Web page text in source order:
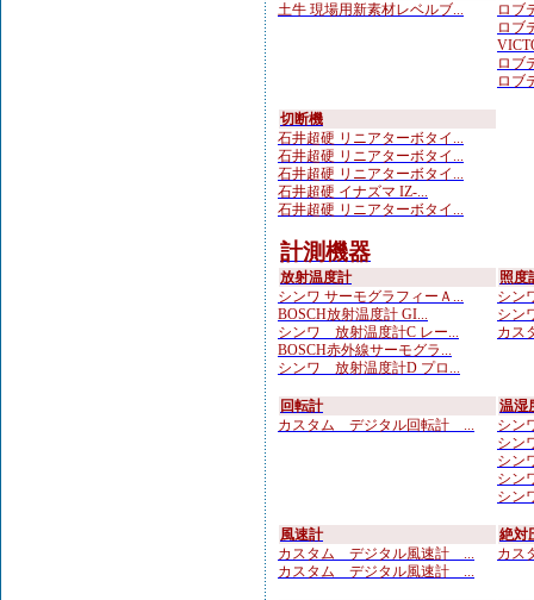
土牛 現場用新素材レベルブ...
ロブ
ロブ
ロブ
ロブ
切断機
石井超硬 リニアターボタイ...
石井超硬 リニアターボタイ...
石井超硬 リニアターボタイ...
石井超硬 イナズマ IZ-...
石井超硬 リニアターボタイ...
計測機器
放射温度計
シンワ サーモグラフィーＡ...
BOSCH放射温度計 GI...
シンワ 放射温度計C レー...
BOSCH赤外線サーモグラ...
シンワ 放射温度計D プロ...
照度
シン
シン
カス
回転計
カスタム デジタル回転計 ...
温湿
シン
シン
シン
シン
シン
風速計
カスタム デジタル風速計 ...
カスタム デジタル風速計 ...
絶対
カス